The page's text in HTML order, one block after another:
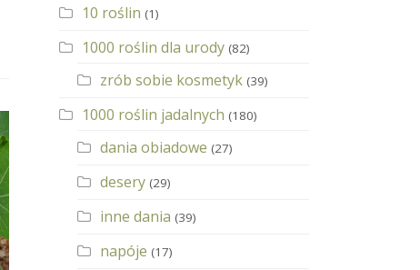
10 roślin (1)
1000 roślin dla urody (82)
zrób sobie kosmetyk (39)
1000 roślin jadalnych (180)
dania obiadowe (27)
desery (29)
inne dania (39)
napóje (17)